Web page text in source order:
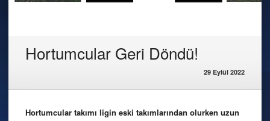
Hortumcular Geri Döndü!
29 Eylül 2022
Hortumcular takımı ligin eski takımlarından olurken uzun